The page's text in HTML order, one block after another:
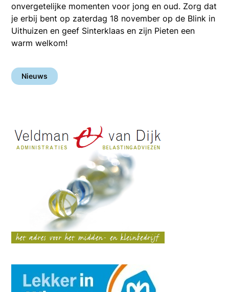
onvergetelijke momenten voor jong en oud. Zorg dat
je erbij bent op zaterdag 18 november op de Blink in
Uithuizen en geef Sinterklaas en zijn Pieten een
warm welkom!
Nieuws